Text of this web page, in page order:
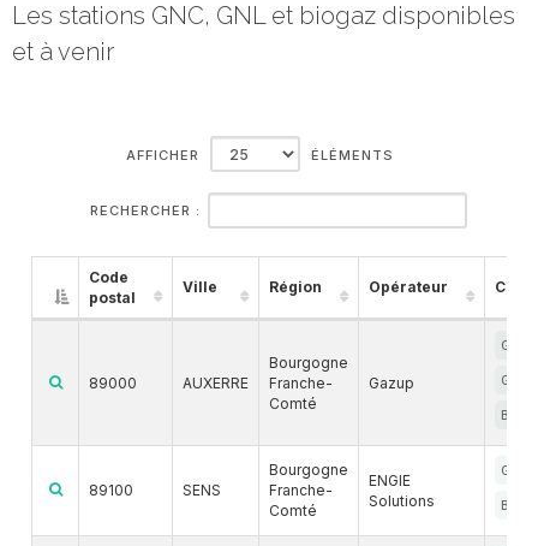
Les stations GNC, GNL et biogaz disponibles
et à venir
AFFICHER ÉLÉMENTS
RECHERCHER :
Code
postal
Ville Région Opérateur
89000 AUXERRE
Bourgogne
Franche-
Comté
Gazup
GNC
GNL
89100 SENS
Bourgogne
Franche-
Comté
ENGIE
Solutions
GNC